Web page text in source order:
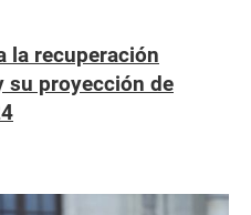
la recuperación
su proyección de